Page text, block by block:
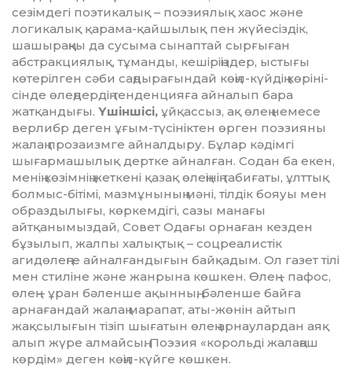
сезімдегі поэтикалық – поэзиялық хаос және
логи­ка­лық қарама-қайшылық пен жүйесіздік,
шашыраңқы да сусыма сынаптай сырғыған
абстракциялық, тұманды, кешіріңіздер, ыстығы
көтерілген сәби саңдырағындай көңіл-күйдің көріні­
сін­де өлеңдердің тен­ден­цияға айналып бара
жатқандығы. Үшін­шісі, ұйқассыз, ақ өлең немесе
верлибр деген ұғым-түсініктен өрген поэзияны
жалаң прозаизмге айналдыру. Бұлар кәдімгі
шығар­машылық дертке ай­налған. Содан ба екен,
менің көзімнің жет­кені қазақ өлеңінің табиғаты, ұлттық
бол­мыс-бітімі, мазмұны­ның мәні, тілдік бояуы мен
образдылығы, көркемдігі, сазы манағы
айтқанымыздай, Совет Одағы орнаған кезден
бұзылып, жалпы халықтық – соц­реа­лис­тік
агидөлеңге айналғандығын байқа­дым. Ол газет тілі
мен стиліне және жанры­на көшкен. Өлең – пафос,
өлең – ұран бә­ленше ақынның, бәленше байға
арнаған­дай жалаң марапат, аты-жөнін айтып
жақсылығын тізіп шыға­тын өлең арнаулардан аяқ
алып жүре алмай­сың. Поэзия «ко­ро­льді жалаңаш
көрдім» деген көңіл-күйге көшкен.